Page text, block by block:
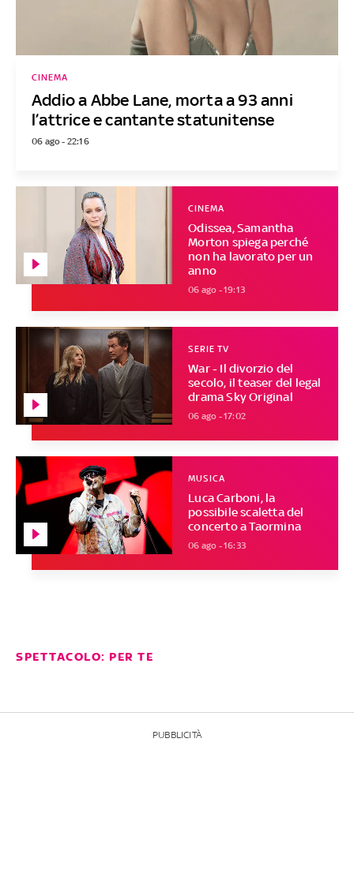
Addio a Abbe Lane, morta a 93 anni
l’attrice e cantante statunitense
CINEMA
06 ago - 22:16
Odissea, Samantha
Morton spiega perché
non ha lavorato per un
anno
CINEMA
06 ago - 19:13
War - Il divorzio del
secolo, il teaser del legal
drama Sky Original
SERIE TV
06 ago - 17:02
Luca Carboni, la
possibile scaletta del
concerto a Taormina
MUSICA
06 ago - 16:33
SPETTACOLO: PER TE
PUBBLICITÀ